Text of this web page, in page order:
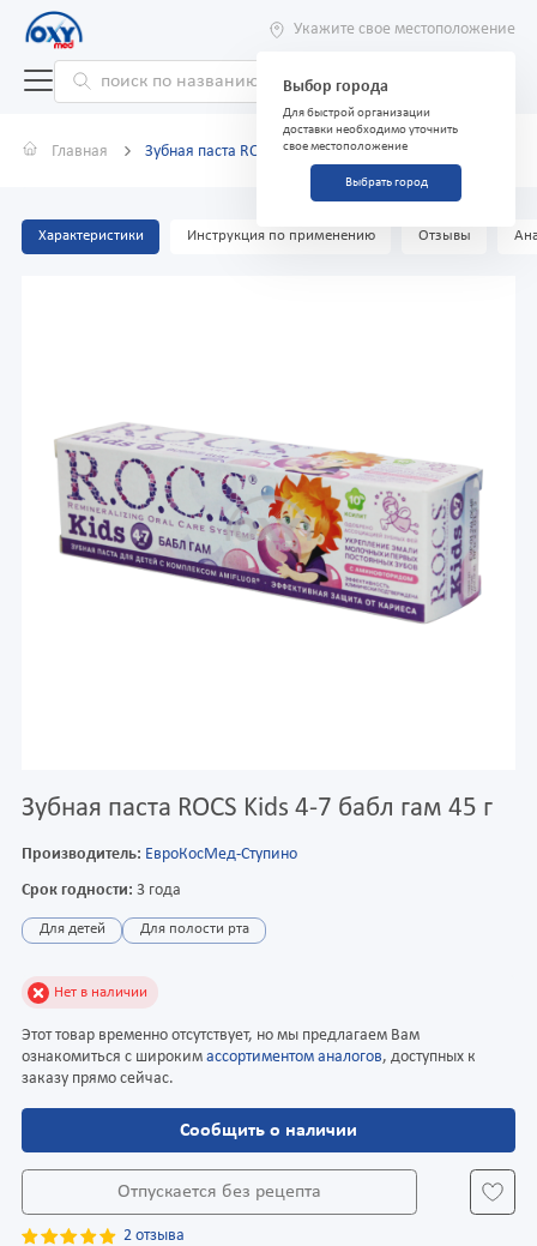
Укажите свое местоположение
Выбор города
Для быстрой организации
доставки необходимо уточнить
свое местоположение
Выбрать город
Главная Зубная паста ROCS Kids 4-7 бабл гам 45 г
Характеристики Инструкция по применению Отзывы
Зубная паста ROCS Kids 4-7 бабл гам 45 г
Производитель: ЕвроКосМед-Ступино
Срок годности: 3 года
Для детей Для полости рта
Нет в наличии
Этот товар временно отсутствует, но мы предлагаем Вам
ознакомиться с широким ассортиментом аналогов, доступных к
заказу прямо сейчас.
Сообщить о наличии
Отпускается без рецепта
2 отзыва